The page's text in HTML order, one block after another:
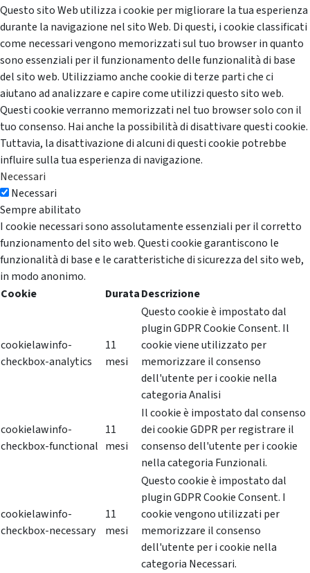
Questo sito Web utilizza i cookie per migliorare la tua esperienza
durante la navigazione nel sito Web. Di questi, i cookie classificati
come necessari vengono memorizzati sul tuo browser in quanto
sono essenziali per il funzionamento delle funzionalità di base
del sito web. Utilizziamo anche cookie di terze parti che ci
aiutano ad analizzare e capire come utilizzi questo sito web.
Questi cookie verranno memorizzati nel tuo browser solo con il
tuo consenso. Hai anche la possibilità di disattivare questi cookie.
Tuttavia, la disattivazione di alcuni di questi cookie potrebbe
influire sulla tua esperienza di navigazione.
Necessari
Necessari
Sempre abilitato
I cookie necessari sono assolutamente essenziali per il corretto
funzionamento del sito web. Questi cookie garantiscono le
funzionalità di base e le caratteristiche di sicurezza del sito web,
in modo anonimo.
Cookie
DurataDescrizione
cookielawinfo-
checkbox-analytics
11
mesi
Questo cookie è impostato dal
plugin GDPR Cookie Consent. Il
cookie viene utilizzato per
memorizzare il consenso
dell'utente per i cookie nella
categoria Analisi
cookielawinfo-
checkbox-functional
11
mesi
Il cookie è impostato dal consenso
dei cookie GDPR per registrare il
consenso dell'utente per i cookie
nella categoria Funzionali.
cookielawinfo-
checkbox-necessary
11
mesi
Questo cookie è impostato dal
plugin GDPR Cookie Consent. I
cookie vengono utilizzati per
memorizzare il consenso
dell'utente per i cookie nella
categoria Necessari.